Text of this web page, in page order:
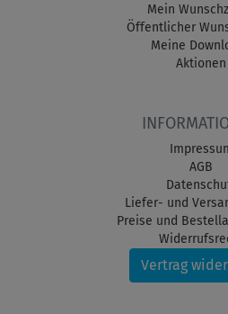
Mein
Öffentlicher
Meine
Aktionen
AGB
Liefer- und
Preise und
Vertrag